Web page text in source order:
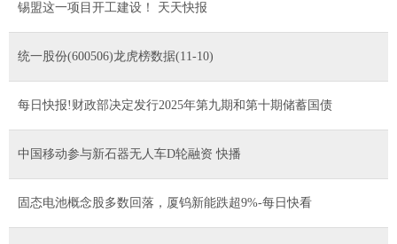
锡盟这一项目开工建设！ 天天快报
统一股份(600506)龙虎榜数据(11-10)
每日快报!财政部决定发行2025年第九期和第十期储蓄国债
中国移动参与新石器无人车D轮融资 快播
固态电池概念股多数回落，厦钨新能跌超9%-每日快看